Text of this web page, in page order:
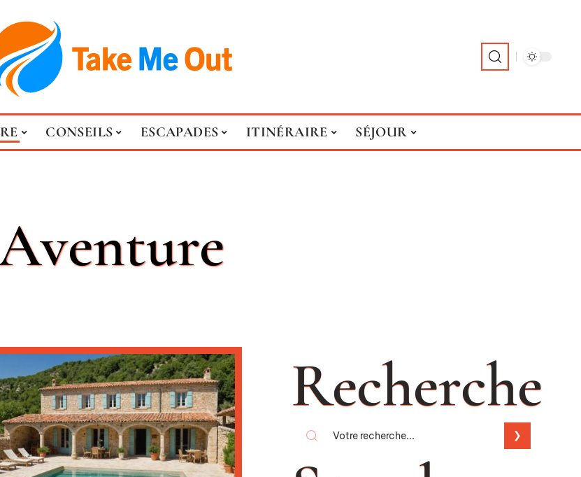
CONSEILS ESCAPADES ITINÉRAIRE SÉJOUR
Recherche